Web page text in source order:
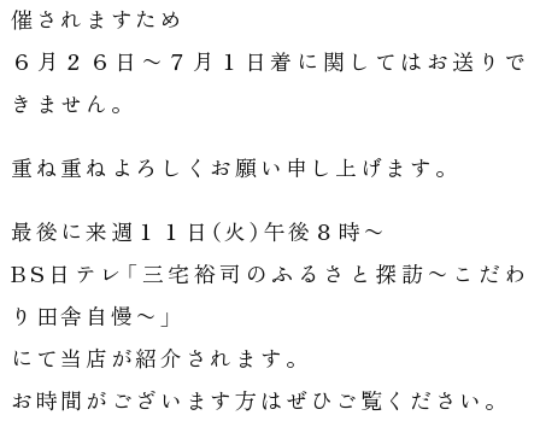
催されますため
６月２６日〜７月１日着に関してはお送りで
きません。
重ね重ねよろしくお願い申し上げます。
最後に来週１１日（火）午後８時〜
BS日テレ「三宅裕司のふるさと探訪〜こだわ
り田舎自慢〜」
にて当店が紹介されます。
お時間がございます方はぜひご覧ください。